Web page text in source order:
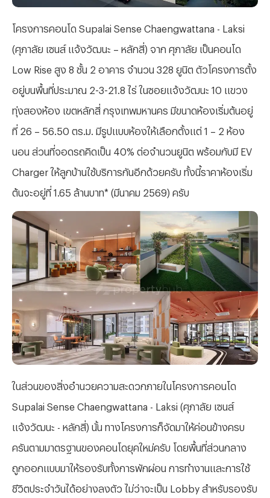
โครงการคอนโด Supalai Sense Chaengwattana - Laksi
(ศุภาลัย เซนส์ แจ้งวัฒนะ – หลักสี่) จาก ศุภาลัย เป็นคอนโด
Low Rise สูง 8 ชั้น 2 อาคาร จำนวน 328 ยูนิต ตัวโครงการตั้ง
อยู่บนพื้นที่ประมาณ 2-3-21.8 ไร่ ในซอยแจ้งวัฒนะ 10 แขวง
ทุ่งสองห้อง เขตหลักสี่ กรุงเทพมหานคร มีขนาดห้องเริ่มต้นอยู่
ที่ 26 – 56.50 ตร.ม. มีรูปแบบห้องให้เลือกตั้งแต่ 1 – 2 ห้อง
นอน ส่วนที่จอดรถคิดเป็น 40% ต่อจำนวนยูนิต พร้อมกับมี EV
Charger ให้ลูกบ้านใช้บริการกันอีกด้วยครับ ทั้งนี้ราคาห้องเริ่ม
ต้นจะอยู่ที่ 1.65 ล้านบาท* (มีนาคม 2569) ครับ
ในส่วนของสิ่งอำนวยความสะดวกภายในโครงการคอนโด
Supalai Sense Chaengwattana - Laksi (ศุภาลัย เซนส์
แจ้งวัฒนะ - หลักสี่) นั้น ทางโครงการก็จัดมาให้ค่อนข้างครบ
ครันตามมาตรฐานของคอนโดยุคใหม่ครับ โดยพื้นที่ส่วนกลาง
ถูกออกแบบมาให้รองรับทั้งการพักผ่อน การทำงานและการใช้
ชีวิตประจำวันได้อย่างลงตัว ไม่ว่าจะเป็น Lobby สำหรับรองรับ